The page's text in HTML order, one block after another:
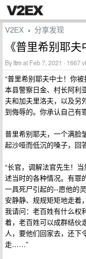
V2EX › 分享发现
《普里希别耶
By ltmat Feb 7, 2021 · 1667
“普里希别耶夫中士！你
本县警察日金、村长阿利
夫和加夫里洛夫，以及另
到侮辱的。你承认自己有
普里希别耶夫，一个满脸
起沙哑而低沉的嗓子，回
“长官，调解法官先生！
述当时的各种情况。有罪
一具死尸引起的--愿他的
安静静、规规矩矩地走着
我请问：老百姓有什么权
着，老百姓可以成群结伙
人，要他们回家去，还下
走……”